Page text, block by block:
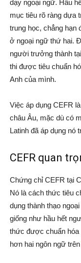
dạy ngoại ngữ. Hầu
mục tiêu rõ ràng dựa
trung học, chẳng hạn
ở ngoại ngữ thứ hai.
người trưởng thành
thi được tiêu chuẩn
Anh của mình.
Việc áp dụng CEFR
châu Âu, mặc dù có
Latinh đã áp dụng nó
CEFR quan
Chứng chỉ CEFR tại
Nó là cách thức tiêu
dụng thành thạo
giống như hầu hết
thức được chuẩn hóa
hơn hai ngôn ngữ trên